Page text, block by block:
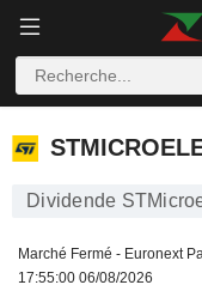
Dividende
Marché Fermé - Euronext
17:55:00 06/08/2026